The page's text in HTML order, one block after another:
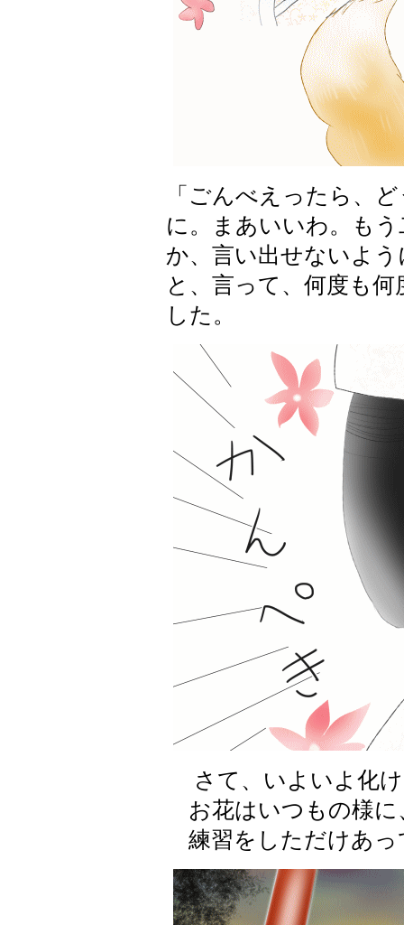
「ごんべえったら、
に。まあいいわ。も
か、言い出せないよ
と、言って、何度も
した。
さて、いよいよ化け
お花はいつもの様に
練習をしただけあっ